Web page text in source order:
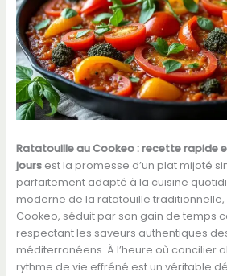
Ratatouille au Cookeo : recette rapide
joursest la promesse d’un plat mijoté
parfaitement adapté à la cuisine
moderne de la ratatouille
Cookeo, séduit par son gain de temps
respectant les saveurs authentiques
méditerranéens. À l’heure où concilier
rythme de vie effréné est un véritable